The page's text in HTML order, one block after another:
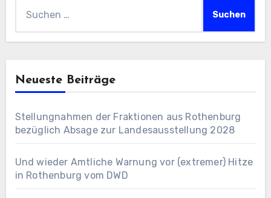
Neueste Beiträge
Stellungnahmen der Fraktionen aus Rothenburg
bezüglich Absage zur Landesausstellung 2028
Und wieder Amtliche Warnung vor (extremer) Hitze
in Rothenburg vom DWD